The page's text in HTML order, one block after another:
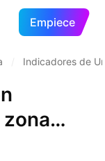
Empiece
Indicadores de